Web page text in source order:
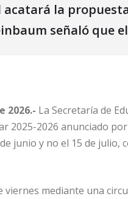
la
señaló que
2026.- La Secretaría de
2025-2026 anunciado
junio y no el 15 de
viernes mediante una